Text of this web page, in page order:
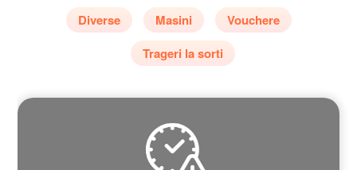
Diverse Masini
Vouchere
Trageri la sorti